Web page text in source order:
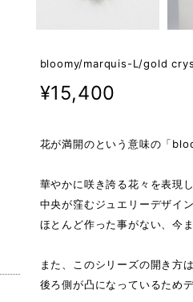
bloomy/marquis-L/gold
¥15,400
花が満開のという意味の「
華やかに咲き誇る花々を表現
中央が窪むジュエリーデザイ
ほとんど作った事がない、今
また、このシリーズの開き方
後ろ側が凸になっているため